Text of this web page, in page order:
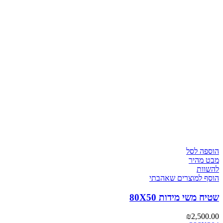
הוספה לסל
מבט מהיר
להשוות
הוסף למוצרים שאהבתי
שטיח משי מידות 80X50
₪2,500.00